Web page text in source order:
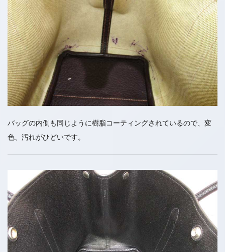
バッグの内側も同じように樹脂コーティングされているので、変
色、汚れがひどいです。